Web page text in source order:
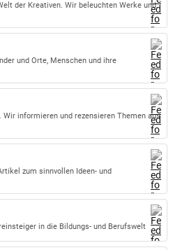
der Kreativen. Wir beleuchten Werke und
und Orte, Menschen und ihre
Wir informieren und rezensieren Themen aus
zum sinnvollen Ideen- und
in die Bildungs- und Berufswelt